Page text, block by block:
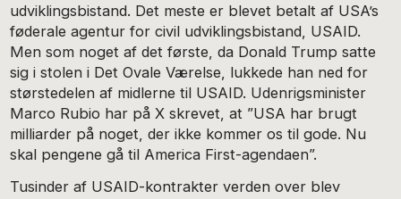
udviklingsbistand. Det meste er blevet betalt af USA’s
føderale agentur for civil udviklingsbistand, USAID.
Men som noget af det første, da Donald Trump satte
sig i stolen i Det Ovale Værelse, lukkede han ned for
størstedelen af midlerne til USAID. Udenrigsminister
Marco Rubio har på X skrevet, at ”USA har brugt
milliarder på noget, der ikke kommer os til gode. Nu
skal pengene gå til America First-agendaen”.
Tusinder af USAID-kontrakter verden over blev